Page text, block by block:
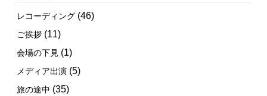
レコーディング (46)
ご挨拶 (11)
会場の下見 (1)
メディア出演 (5)
旅の途中 (35)